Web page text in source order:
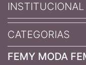
INSTITUCIONAL
CATEGORIAS
FEMY MODA